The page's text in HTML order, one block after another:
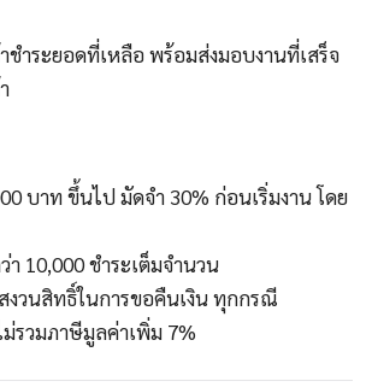
ชำระยอดที่เหลือ พร้อมส่งมอบงานที่เสร็จ
บาท ขึ้นไป มัดจำ 30% ก่อนเริ่มงาน โดย
10,000 ชำระเต็มจำนวน
งวนสิทธิ์ในการขอคืนเงิน ทุกกรณี
ม่รวมภาษีมูลค่าเพิ่ม 7%